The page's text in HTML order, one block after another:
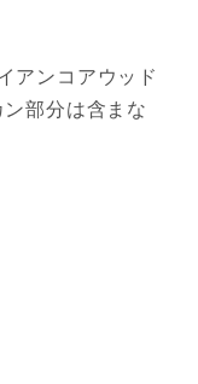
アンコアウッド
部分は含まな